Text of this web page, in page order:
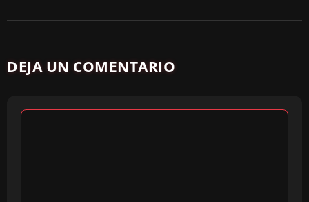
DEJA UN COMENTARIO